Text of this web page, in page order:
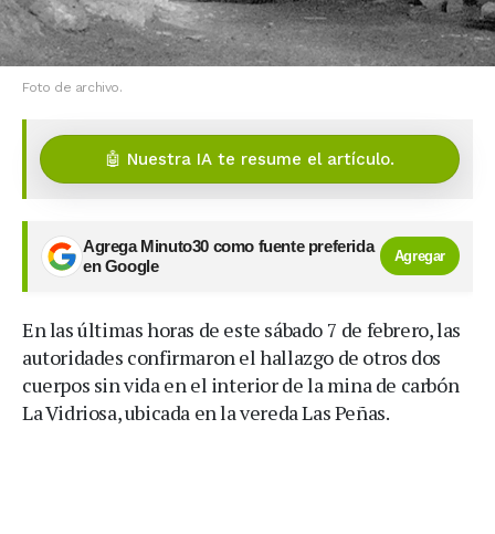
Foto de archivo.
🤖 Nuestra IA te resume el artículo.
Agrega Minuto30 como fuente preferida
en Google
Agregar
En las últimas horas de este sábado 7 de febrero, las
autoridades confirmaron el hallazgo de otros dos
cuerpos sin vida en el interior de la mina de carbón
La Vidriosa, ubicada en la vereda Las Peñas.